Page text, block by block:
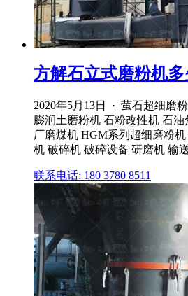
方解石立式磨粉机多
2020年5月13日 · 萤石超细磨
膨润土磨粉机 石粉改性机 石
厂磨煤机 HGM系列超细磨粉
机 破碎机 破碎设备 研磨机 输
联系电话: 180 3780 8511